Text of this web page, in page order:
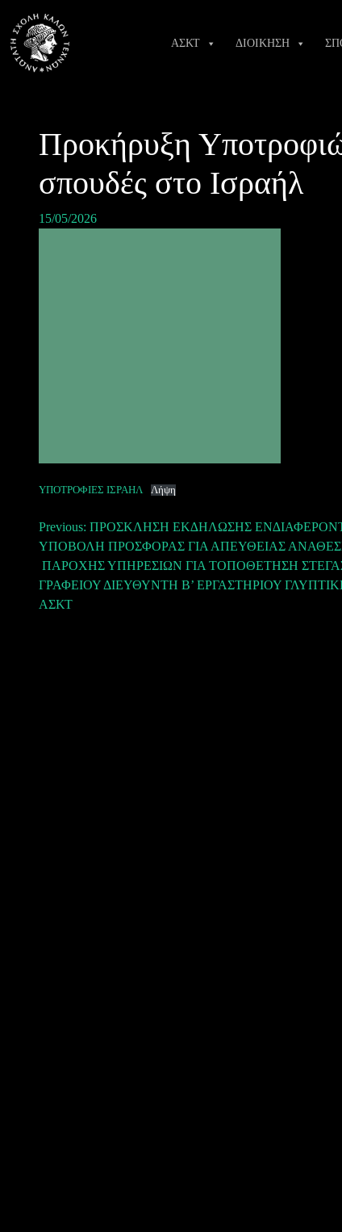
content
ΑΣΚΤ ΔΙΟΙΚΗΣΗ
Προκήρυξη
σπουδές στο Ισραήλ
15/05/2026
ΥΠΟΤΡΟΦΙΕΣ ΙΣΡΑΗΛ Λήψη
Πλοήγηση
άρθρων
Previous: ΠΡΟΣΚΛΗΣΗ ΕΚ∆ΗΛΩΣΗΣ
ΥΠΟΒΟΛΗ ΠΡΟΣΦΟΡΑΣ ΓΙΑ ΑΠΕΥΘΕΙΑΣ
ΠΑΡΟΧΗΣ ΥΠΗΡΕΣΙΩΝ ΓΙΑ ΤΟΠΟΘΕΤΗΣΗ
ΓΡΑΦΕΙΟΥ ΔΙΕΥΘΥΝΤΗ Β’ ΕΡΓΑΣΤΗΡΙΟΥ
ΑΣΚΤ